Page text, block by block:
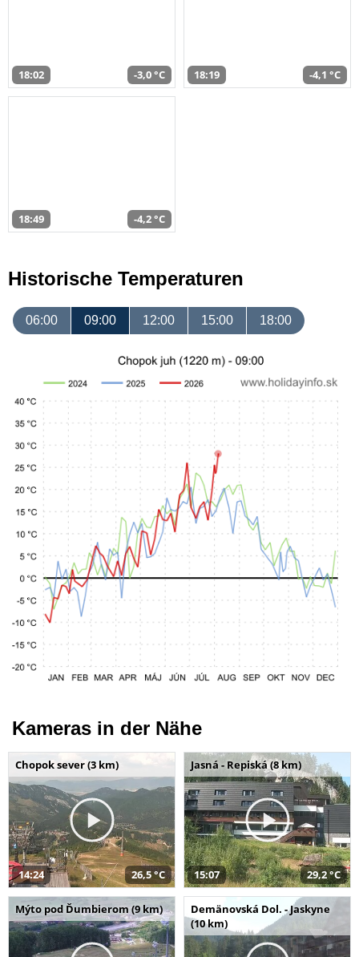
18:02 -3,0 °C 18:19 -4,1 °C
18:49 -4,2 °C
Historische Temperaturen
06:00 09:00 12:00 15:00 18:00
Kameras in der Nähe
Chopok sever (3 km)
14:24 26,5 °C
Jasná - Repiská (8 km)
15:07 29,2 °C
Mýto pod Ďumbierom (9 km)
Demänovská Dol. - Jaskyne
(10 km)